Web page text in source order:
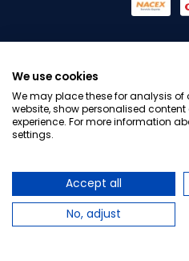
We use cookies
We may place these for analysis
website, show personalised
experience. For more information
settings.
Accept all
No, adjust